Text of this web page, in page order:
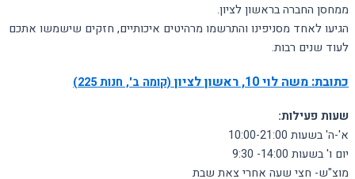
ממחסן החברה בראשון לציון.
הגיעו לאחד מסניפינו והתרשמו מרהיטים איכותיים, חזקים שישמשו אתכם
לעוד שנים רבות.
כתובת: משה לוי 10, ראשון לציון (קומה ב', חנות 225)
שעות פעילות:
א'-ה' בשעות 10:00-21:00
יום ו' בשעות 14:00- 9:30
מוצ"ש- חצי שעה אחרי צאת שבת